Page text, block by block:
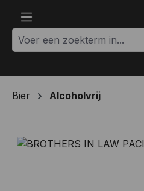
Bier Alcoholvrij
Afbeeldingengalerij